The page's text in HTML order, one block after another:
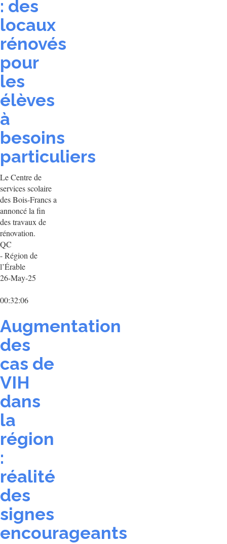
: des
locaux
rénovés
pour
les
élèves
à
besoins
particuliers
Le Centre de
services scolaire
des Bois-Francs a
annoncé la fin
des travaux de
rénovation.
QC
- Région de
l’Érable
26-May-25
00:32:06
Augmentation
des
cas de
VIH
dans
la
région
:
réalité
des
signes
encourageants